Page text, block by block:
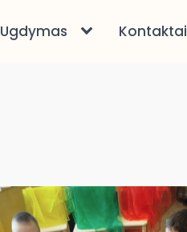
Ugdymas Kontaktai